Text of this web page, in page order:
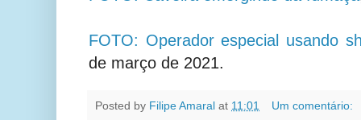
FOTO: Operador especial usando
de março de 2021.
Posted by Filipe Amaral at 11:01
Um comentário: